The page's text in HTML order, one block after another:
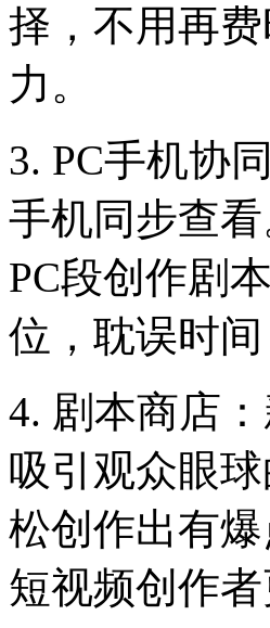
择，不用再
力。
3. PC手机协
手机同步查
PC段创作剧
位，耽误时间
4. 剧本商店
吸引观众眼
松创作出有
短视频创作